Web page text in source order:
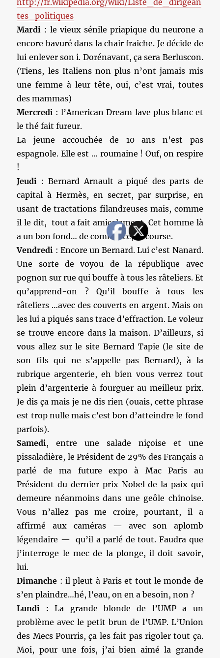
http://fr.wikipedia.org/wiki/Liste_de_dirigean
tes_politiques
Mardi : le vieux sénile priapique du neurone a
encore bavuré dans la chair fraiche. Je décide de
lui enlever son i. Dorénavant, ça sera Berluscon.
(Tiens, les Italiens non plus n’ont jamais mis
une femme à leur tête, oui, c’est vrai, toutes
des mammas)
Mercredi : l’American Dream lave plus blanc et
le thé fait fureur.
La jeune accouchée de 10 ans n’est pas
espagnole. Elle est … roumaine ! Ouf, on respire
!
Jeudi : Bernard Arnault a piqué des parts de
capital à Hermès, en secret, par surprise, en
usant de tractations filandreuses mais, comme
il le dit, tout a fait amicalement. Cet homme là
a un bon fond… de commerce, of course.
Vendredi : Encore un Bernard. Lui c’est Nanard.
Une sorte de voyou de la république avec
pognon sur rue qui bouffe à tous les râteliers. Et
qu’apprend-on ? Qu’il bouffe à tous les
râteliers …avec des couverts en argent. Mais on
les lui a piqués sans trace d’effraction. Le voleur
se trouve encore dans la maison. D’ailleurs, si
vous allez sur le site Bernard Tapie (le site de
son fils qui ne s’appelle pas Bernard), à la
rubrique argenterie, eh bien vous verrez tout
plein d’argenterie à fourguer au meilleur prix.
Je dis ça mais je ne dis rien (ouais, cette phrase
est trop nulle mais c’est bon d’atteindre le fond
parfois).
Samedi, entre une salade niçoise et une
pissaladière, le Président de 29% des Français a
parlé de ma future expo à Mac Paris au
Président du dernier prix Nobel de la paix qui
demeure néanmoins dans une geôle chinoise.
Vous n’allez pas me croire, pourtant, il a
affirmé aux caméras — avec son aplomb
légendaire — qu’il a parlé de tout. Faudra que
j’interroge le mec de la plonge, il doit savoir,
lui.
Dimanche : il pleut à Paris et tout le monde de
s’en plaindre…hé, l’eau, on en a besoin, non ?
Lundi :La grande blonde de l’UMP a un
problème avec le petit brun de l’UMP. L’Union
des Mecs Pourris, ça les fait pas rigoler tout ça.
Moi, pour une fois, j’ai bien aimé la grande